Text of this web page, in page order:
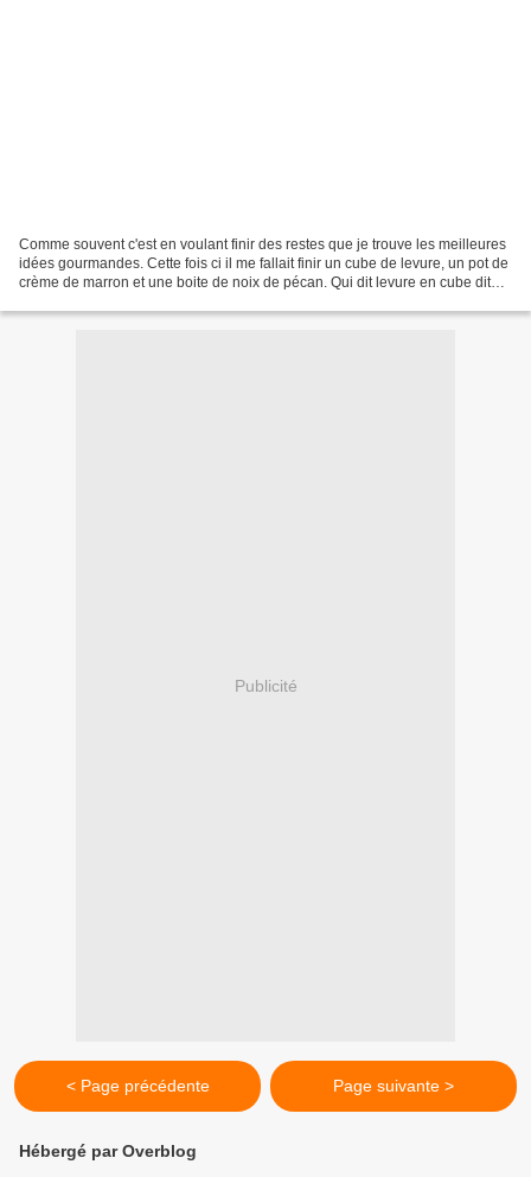
Comme souvent c'est en voulant finir des restes que je trouve les meilleures
idées gourmandes. Cette fois ci il me fallait finir un cube de levure, un pot de
crème de marron et une boite de noix de pécan. Qui dit levure en cube dit
Publicité
< Page précédente Page suivante >
Hébergé par Overblog